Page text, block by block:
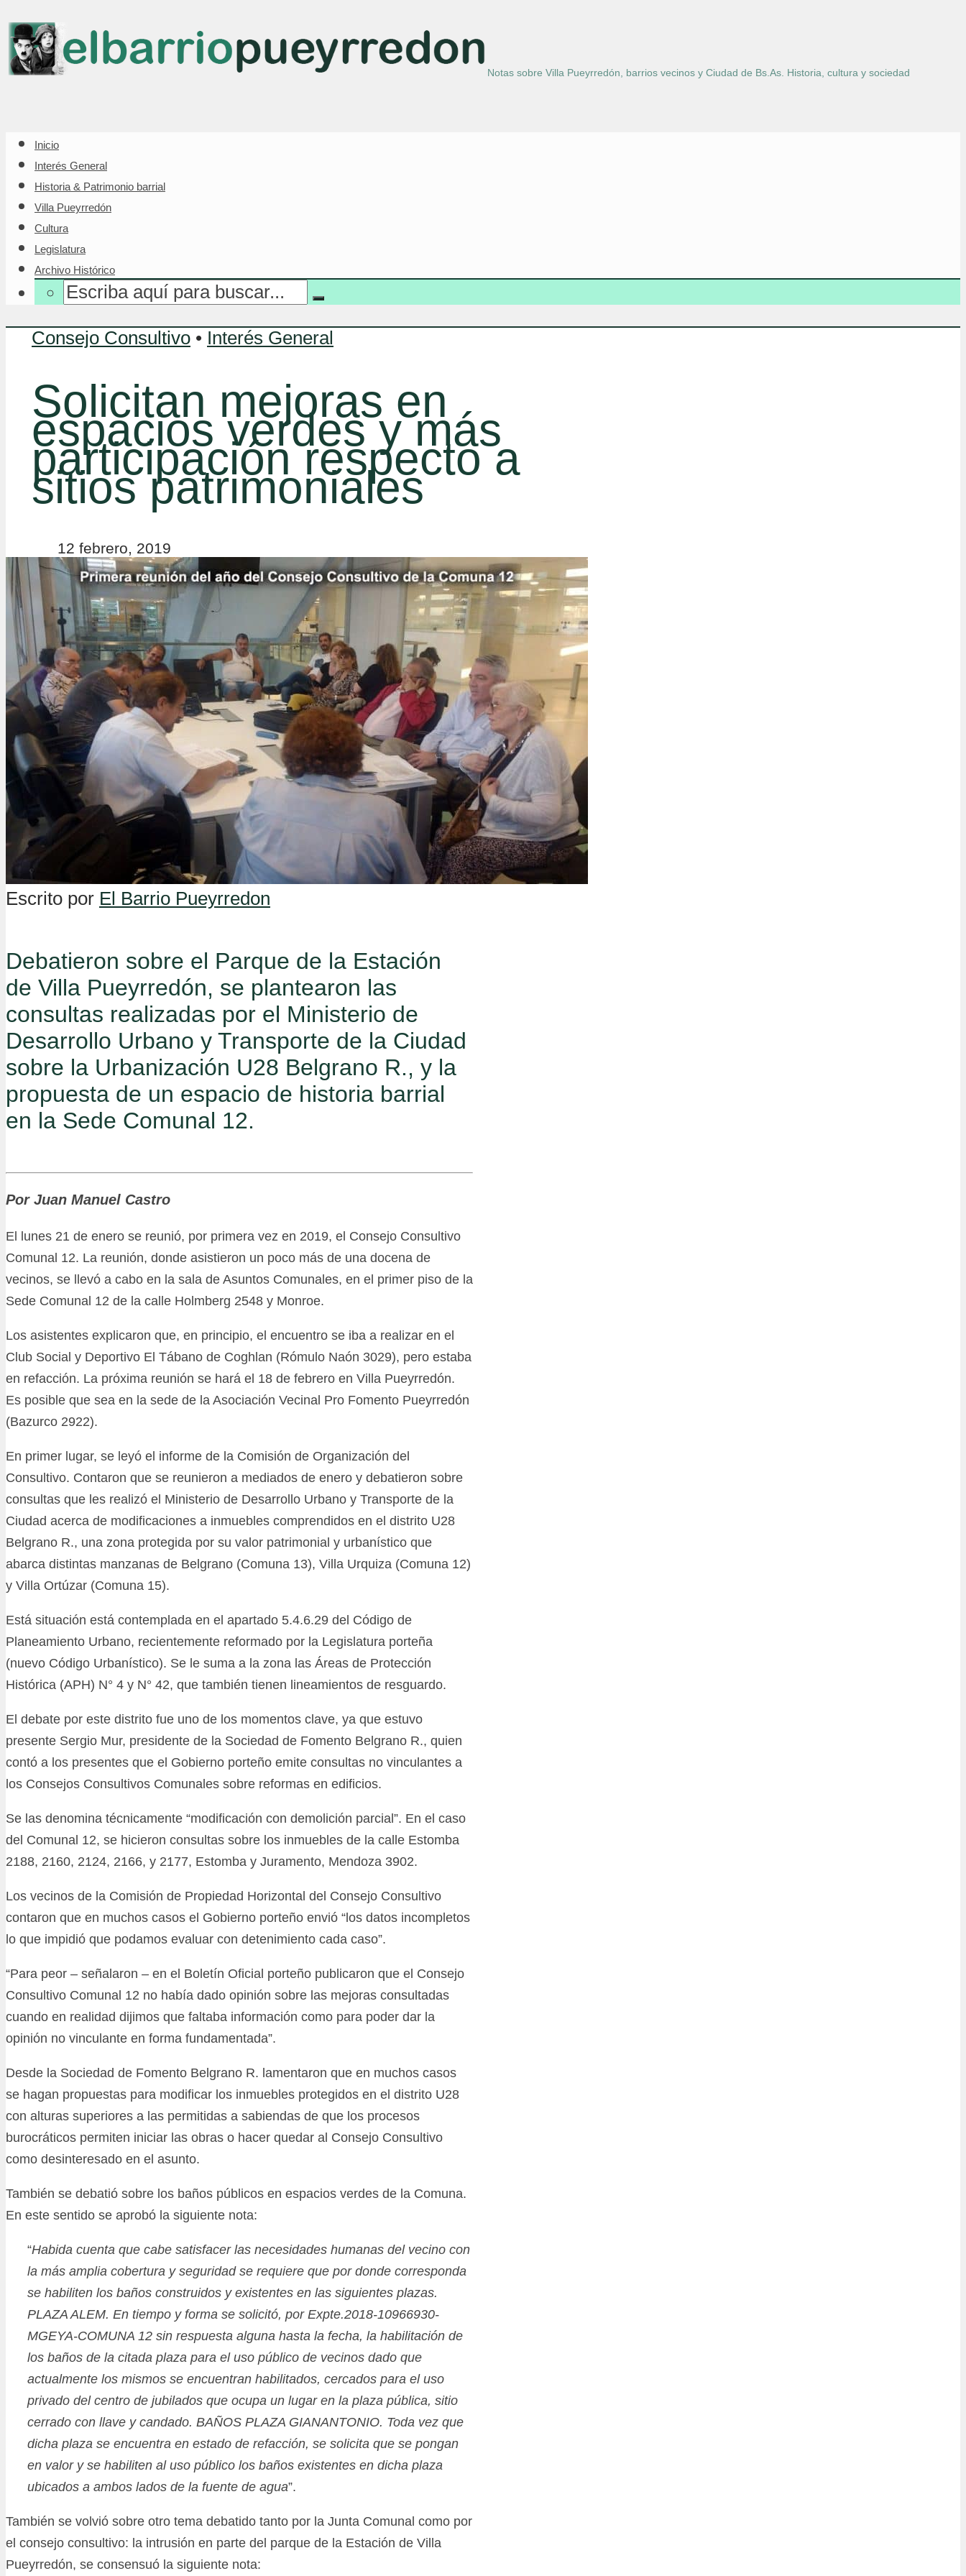
Notas sobre Villa Pueyrredón, barrios vecinos y Ciudad de Bs.As. Historia, cultura y sociedad
Inicio
Interés General
Historia & Patrimonio barrial
Villa Pueyrredón
Cultura
Legislatura
Archivo Histórico
Consejo Consultivo • Interés General
Solicitan mejoras en
espacios verdes y más
participación respecto a
sitios patrimoniales
12 febrero, 2019
Escrito por El Barrio Pueyrredon
Debatieron sobre el Parque de la Estación
de Villa Pueyrredón, se plantearon las
consultas realizadas por el Ministerio de
Desarrollo Urbano y Transporte de la Ciudad
sobre la Urbanización U28 Belgrano R., y la
propuesta de un espacio de historia barrial
en la Sede Comunal 12.
Por Juan Manuel Castro
El lunes 21 de enero se reunió, por primera vez en 2019, el Consejo Consultivo
Comunal 12. La reunión, donde asistieron un poco más de una docena de
vecinos, se llevó a cabo en la sala de Asuntos Comunales, en el primer piso de la
Sede Comunal 12 de la calle Holmberg 2548 y Monroe.
Los asistentes explicaron que, en principio, el encuentro se iba a realizar en el
Club Social y Deportivo El Tábano de Coghlan (Rómulo Naón 3029), pero estaba
en refacción. La próxima reunión se hará el 18 de febrero en Villa Pueyrredón.
Es posible que sea en la sede de la Asociación Vecinal Pro Fomento Pueyrredón
(Bazurco 2922).
En primer lugar, se leyó el informe de la Comisión de Organización del
Consultivo. Contaron que se reunieron a mediados de enero y debatieron sobre
consultas que les realizó el Ministerio de Desarrollo Urbano y Transporte de la
Ciudad acerca de modificaciones a inmuebles comprendidos en el distrito U28
Belgrano R., una zona protegida por su valor patrimonial y urbanístico que
abarca distintas manzanas de Belgrano (Comuna 13), Villa Urquiza (Comuna 12)
y Villa Ortúzar (Comuna 15).
Está situación está contemplada en el apartado 5.4.6.29 del Código de
Planeamiento Urbano, recientemente reformado por la Legislatura porteña
(nuevo Código Urbanístico). Se le suma a la zona las Áreas de Protección
Histórica (APH) N° 4 y N° 42, que también tienen lineamientos de resguardo.
El debate por este distrito fue uno de los momentos clave, ya que estuvo
presente Sergio Mur, presidente de la Sociedad de Fomento Belgrano R., quien
contó a los presentes que el Gobierno porteño emite consultas no vinculantes a
los Consejos Consultivos Comunales sobre reformas en edificios.
Se las denomina técnicamente “modificación con demolición parcial”. En el caso
del Comunal 12, se hicieron consultas sobre los inmuebles de la calle Estomba
2188, 2160, 2124, 2166, y 2177, Estomba y Juramento, Mendoza 3902.
Los vecinos de la Comisión de Propiedad Horizontal del Consejo Consultivo
contaron que en muchos casos el Gobierno porteño envió “los datos incompletos
lo que impidió que podamos evaluar con detenimiento cada caso”.
“Para peor – señalaron – en el Boletín Oficial porteño publicaron que el Consejo
Consultivo Comunal 12 no había dado opinión sobre las mejoras consultadas
cuando en realidad dijimos que faltaba información como para poder dar la
opinión no vinculante en forma fundamentada”.
Desde la Sociedad de Fomento Belgrano R. lamentaron que en muchos casos
se hagan propuestas para modificar los inmuebles protegidos en el distrito U28
con alturas superiores a las permitidas a sabiendas de que los procesos
burocráticos permiten iniciar las obras o hacer quedar al Consejo Consultivo
como desinteresado en el asunto.
También se debatió sobre los baños públicos en espacios verdes de la Comuna.
En este sentido se aprobó la siguiente nota:
“Habida cuenta que cabe satisfacer las necesidades humanas del vecino con
la más amplia cobertura y seguridad se requiere que por donde corresponda
se habiliten los baños construidos y existentes en las siguientes plazas.
PLAZA ALEM. En tiempo y forma se solicitó, por Expte.2018-10966930-
MGEYA-COMUNA 12 sin respuesta alguna hasta la fecha, la habilitación de
los baños de la citada plaza para el uso público de vecinos dado que
actualmente los mismos se encuentran habilitados, cercados para el uso
privado del centro de jubilados que ocupa un lugar en la plaza pública, sitio
cerrado con llave y candado. BAÑOS PLAZA GIANANTONIO. Toda vez que
dicha plaza se encuentra en estado de refacción, se solicita que se pongan
en valor y se habiliten al uso público los baños existentes en dicha plaza
ubicados a ambos lados de la fuente de agua”.
También se volvió sobre otro tema debatido tanto por la Junta Comunal como por
el consejo consultivo: la intrusión en parte del parque de la Estación de Villa
Pueyrredón, se consensuó la siguiente nota: